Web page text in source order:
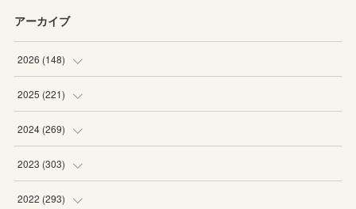
アーカイブ
2026 (148)
(6)
(22
(20
(19
2025 (221)
(19
(20
(19
2024 (269)
(16
(16
2023 (303)
(27
2022 (293)